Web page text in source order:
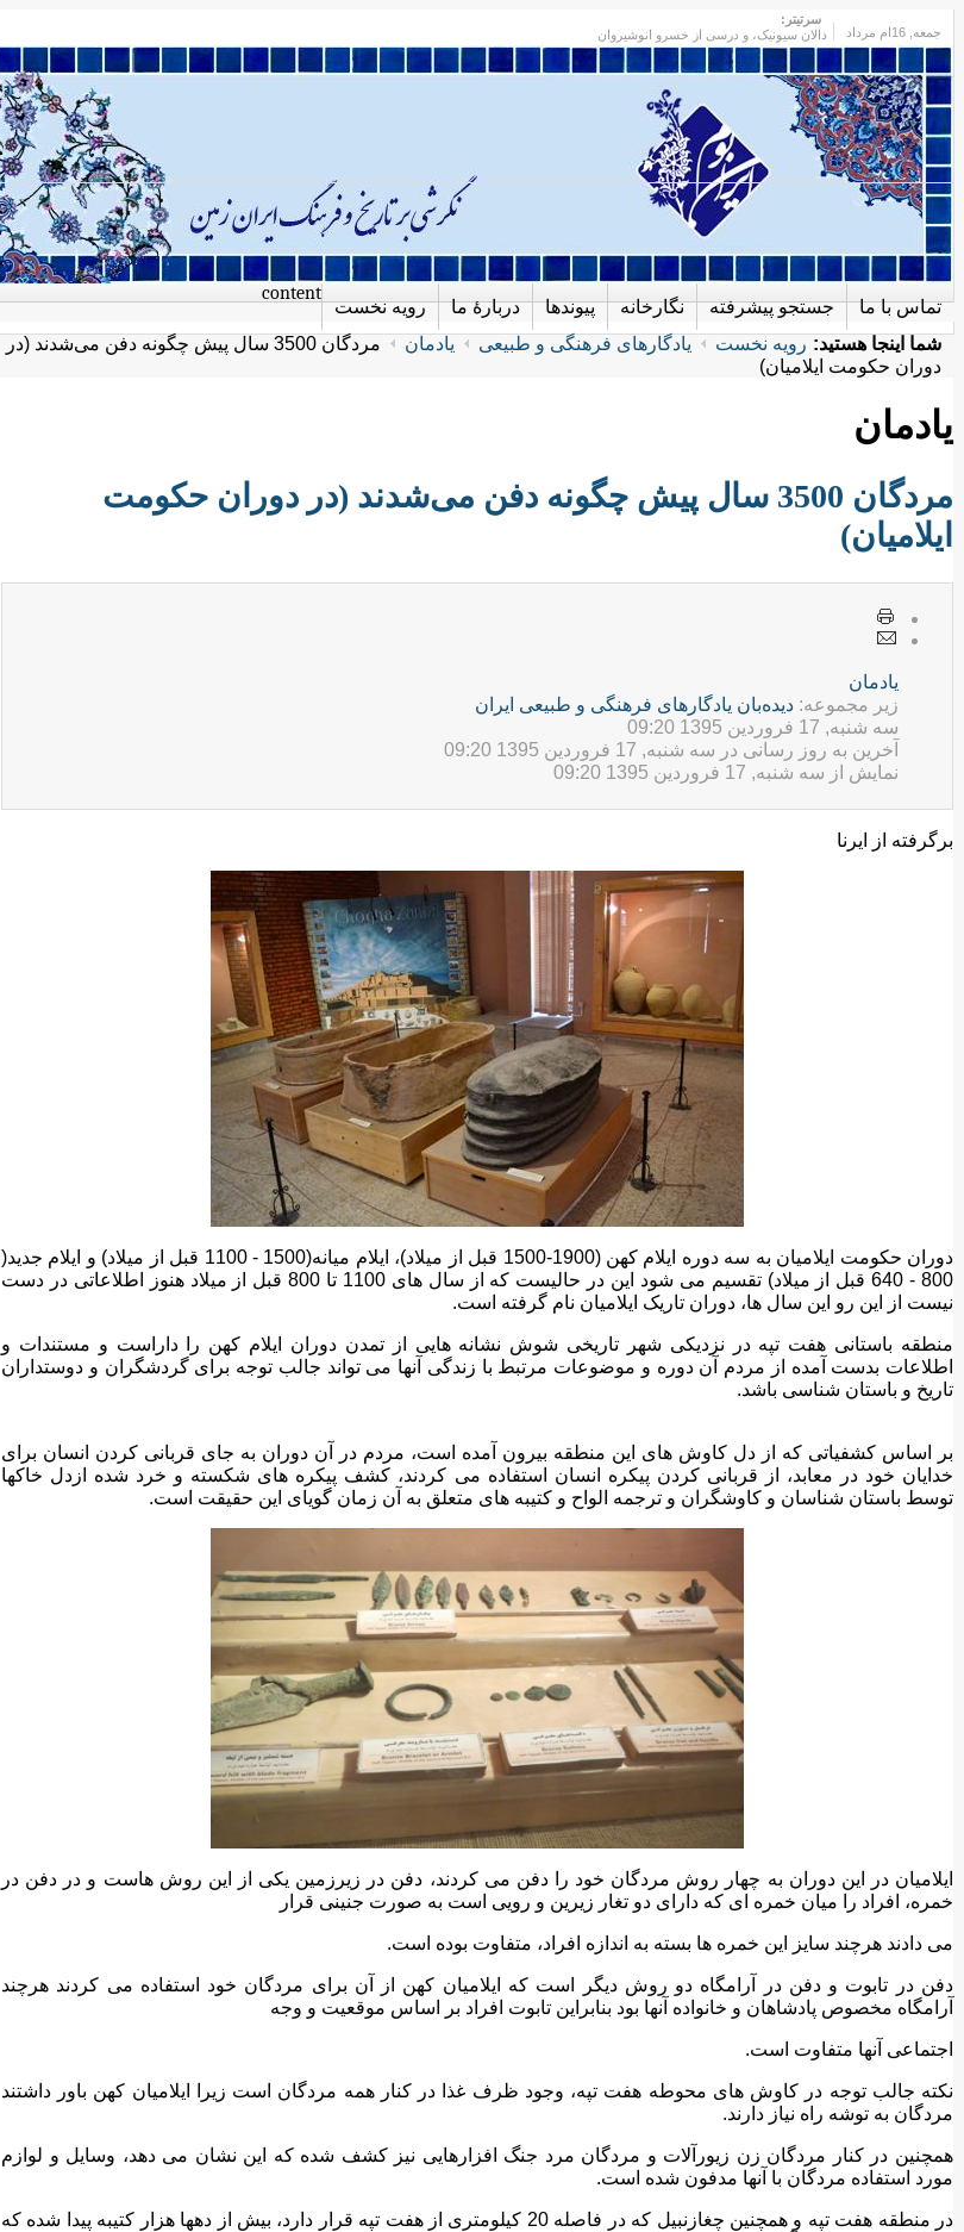
جمعه
سرتیتر:
دالان سیونیک، و درسی از خسرو انوشیروان
رویه نخست دربارهٔ ما پیوندها نگارخانه جستجو پیشرفته تماس با ما
content
شما اینجا هستید: رویه نخست یادگارهای فرهنگی و طبیعی یادمان
مردگان 3500 سال پیش چگونه دفن می‌شدند (در
دوران حکومت ایلامیان)
یادمان
مردگان 3500 سال پیش چگونه دفن می‌شدند (در دوران حکومت
ایلامیان)
يادمان
زیر مجموعه: ديده‌بان یادگارهای فرهنگی و طبيعی ایران
سه شنبه, 17 فروردين 1395 09:20
آخرین به روز رسانی در سه شنبه, 17 فروردين 1395 09:20
نمایش از سه شنبه, 17 فروردين 1395 09:20
برگرفته از ایرنا
دوران حکومت ایلامیان به سه دوره ایلام کهن (1900-1500 قبل از میلاد)، ایلام میانه(1500 - 1100 قبل از میلاد) و ایلام جدید(
800 - 640 قبل از میلاد) تقسیم می شود این در حالیست که از سال های 1100 تا
800 قبل از میلاد هنوز اطلاعاتی در دست
نیست از این رو این سال ها، دوران تاریک ایلامیان نام گرفته است.
منطقه باستانی هفت تپه در نزدیکی شهر تاریخی شوش نشانه هایی از تمدن دوران ایلام کهن را داراست و مستندات و
اطلاعات بدست آمده از مردم آن دوره و موضوعات مرتبط با زندگی آنها می تواند جالب توجه برایگردشگران و دوستداران
تاریخ و باستان شناسی باشد.
بر اساس کشفیاتی که از دل کاوش های این منطقه بیرون آمده است، مردم در آن دوران به جای قربانی کردن انسان برای
خدایان خود در معابد، از قربانی کردن پیکره انسان استفاده می کردند، کشف پیکره های شکسته و خرد شده ازدل خاکها
توسط باستان شناسان و کاوشگران و ترجمه الواح و کتیبه های متعلق به آن زمان گویای این حقیقت است.
ایلامیان در این دوران به چهار روش مردگان خود را دفن می کردند، دفن در زیرزمین یکی از این روش هاست و در دفن در
خمره، افراد را میان خمره ای که دارای دو تغار زیرین و رویی است به صورت جنینی قرار
می دادند هرچند سایز این خمره ها بسته به اندازه افراد، متفاوت بوده است.
دفن در تابوت و دفن در آرامگاه دو روش دیگر است که ایلامیان کهن از آن برای مردگان خود استفاده می کردند هرچند
آرامگاه مخصوص پادشاهان و خانواده آنها بود بنابراین تابوت افراد بر اساس موقعیت و وجه
اجتماعی آنها متفاوت است.
نکته جالب توجه در کاوش های محوطه هفت تپه، وجود ظرف غذا در کنار همه مردگان است زیرا ایلامیان کهن باور داشتند
مردگان به توشه راه نیاز دارند.
همچنین در کنار مردگان زن زیورآلات و مردگان مرد جنگ افزارهایی نیز کشف شده که این نشان می دهد، وسایل و لوازم
مورد استفاده مردگان با آنها مدفون شده است.
در منطقه هفت تپه و همچنین چغازنبیل که در فاصله 20 کیلومتری از هفت تپه قرار دارد، بیش از دهها هزار کتیبه پیدا شده که